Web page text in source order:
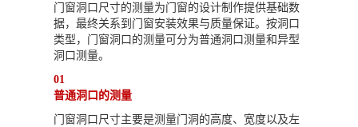
门窗洞口尺寸的测量为门窗的设计制作提供基础数
据，最终关系到门窗安装效果与质量保证。按洞口
类型，门窗洞口的测量可分为普通洞口测量和异型
洞口测量。
01
普通洞口的测量
门窗洞口尺寸主要是测量门洞的高度、宽度以及左